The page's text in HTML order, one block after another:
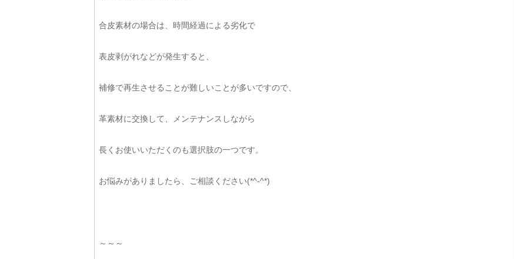
合皮素材の場合は、時間経過による劣化で
表皮剥がれなどが発生すると、
補修で再生させることが難しいことが多いですので、
革素材に交換して、メンテナンスしながら
長くお使いいただくのも選択肢の一つです。
お悩みがありましたら、ご相談ください(*^-^*)
～～～